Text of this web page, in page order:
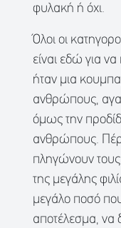
φυλακή ή όχι.
Όλοι οι
είναι εδώ για
ήταν μια
ανθρώπους,
όμως την
ανθρώπους.
πληγώνουν
της μεγάλης
μεγάλο ποσό
αποτέλεσμα, να